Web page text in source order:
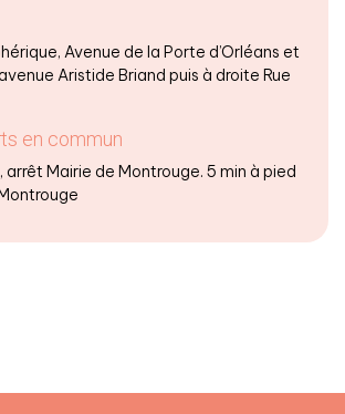
Avenue de la Porte d’Orléans et
Aristide Briand puis à droite Rue
en commun
arrêt Mairie de Montrouge. 5 min à pied